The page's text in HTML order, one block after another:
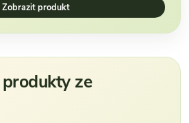
Zobrazit produkt
ze